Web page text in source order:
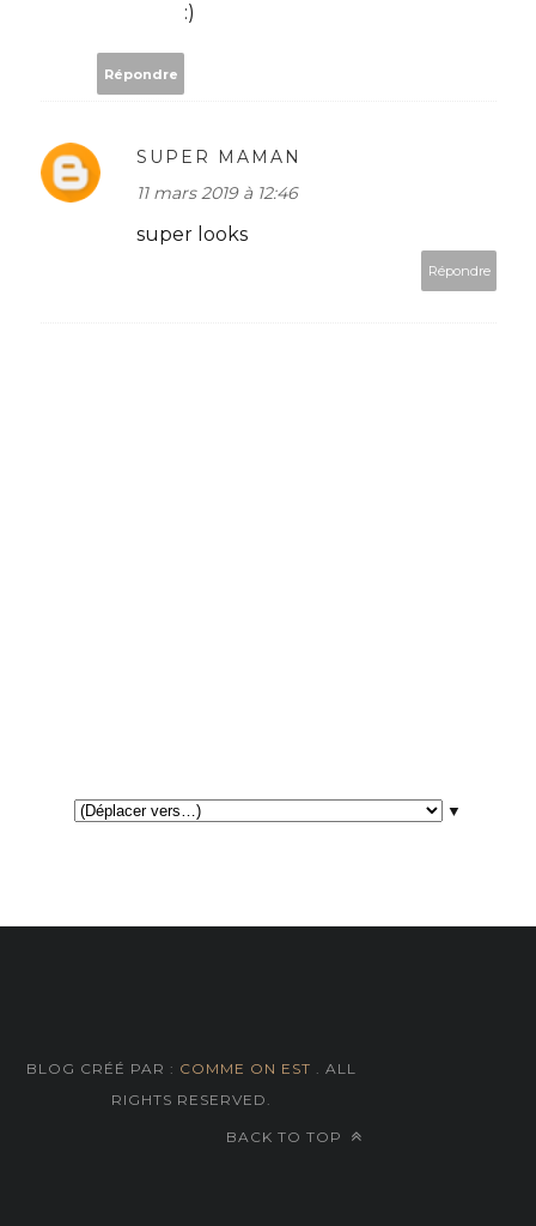
:)
Répondre
SUPER MAMAN
11 mars 2019 à 12:46
super looks
Répondre
▼
BLOG CRÉÉ PAR : COMME ON EST . ALL
RIGHTS RESERVED.
BACK TO TOP